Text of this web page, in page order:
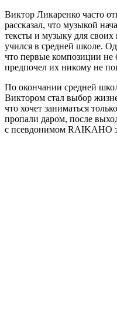
Виктор Ликаренко часто
рассказал, что музыкой
тексты и музыку для своих
учился в средней школе.
что первые композиции
предпочел их никому не
По окончании средней
Виктором стал выбор
что хочет заниматься
пропали даром, после
с псевдонимом RAIKAHO